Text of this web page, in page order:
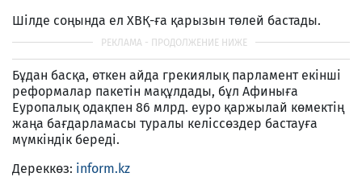
Шілде соңында ел ХВҚ-ға қарызын төлей бастады.
Бұдан басқа, өткен айда грекиялық парламент екінші
реформалар пакетін мақұлдады, бұл Афиныға
Еуропалық одақпен 86 млрд. еуро қаржылай көмектің
жаңа бағдарламасы туралы келіссөздер бастауға
мүмкіндік береді.
Дереккөз: inform.kz